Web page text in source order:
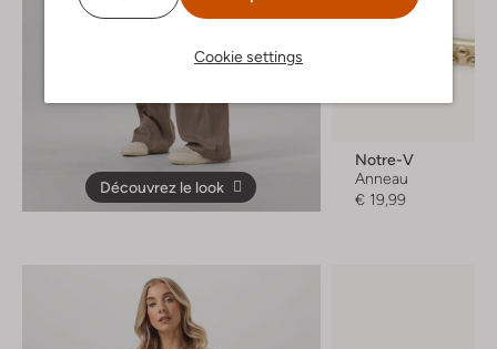
Cookie settings
Découvrez le look
Notre-V
Anneau
€ 19,99